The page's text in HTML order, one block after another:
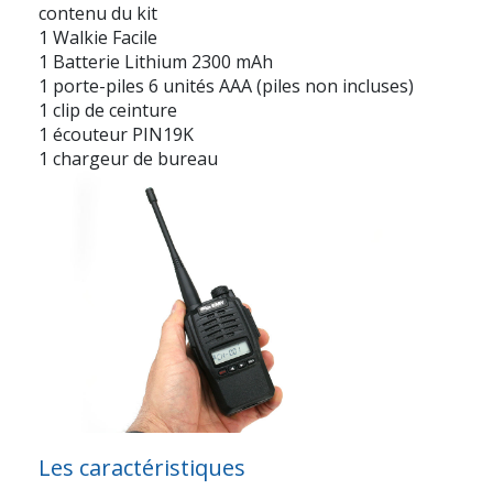
contenu du kit
1 Walkie Facile
1 Batterie Lithium 2300 mAh
1 porte-piles 6 unités AAA (piles non incluses)
1 clip de ceinture
1 écouteur PIN19K
1 chargeur de bureau
Les caractéristiques